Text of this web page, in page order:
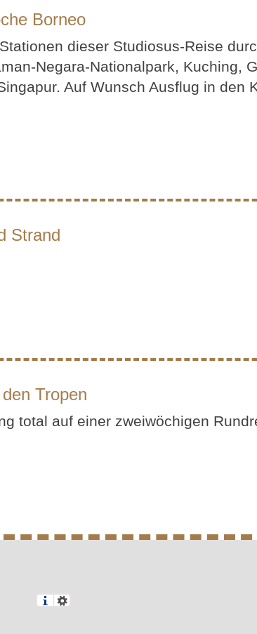
Borneo
dieser Studiosus-Reise
Negara-Nationalpark, Kuching,
Auf Wunsch Ausflug in den
Strand
Tropen
total auf einer zweiwöchigen